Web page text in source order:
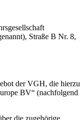
Straße B Nr. 8,
der VGH, die hierzu
BV“ (nachfolgend